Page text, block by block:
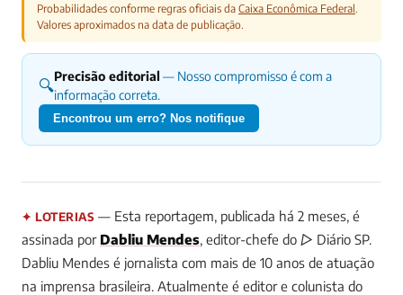
Probabilidades conforme regras oficiais da Caixa Econômica Federal.
Valores aproximados na data de publicação.
🔍Precisão editorial — Nosso compromisso é com a
informação correta.
Encontrou um erro? Nos notifique
✦ LOTERIAS — Esta reportagem, publicada há 2 meses, é
assinada por Dabliu Mendes, editor-chefe do ▷ Diário SP.
Dabliu Mendes é jornalista com mais de 10 anos de atuação
na imprensa brasileira. Atualmente é editor e colunista do